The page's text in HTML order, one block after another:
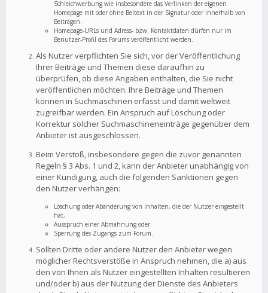
Schleichwerbung wie insbesondere das Verlinken der eigenen
Homepage mit oder ohne Beitext in der Signatur oder innerhalb von
Beiträgen.
Homepage-URLs und Adress- bzw. Kontaktdaten dürfen nur im
Benutzer-Profil des Forums veröffentlicht werden.
Als Nutzer verpflichten Sie sich, vor der Veröffentlichung
Ihrer Beiträge und Themen diese daraufhin zu
überprüfen, ob diese Angaben enthalten, die Sie nicht
veröffentlichen möchten. Ihre Beiträge und Themen
können in Suchmaschinen erfasst und damit weltweit
zugreifbar werden. Ein Anspruch auf Löschung oder
Korrektur solcher Suchmaschineneinträge gegenüber dem
Anbieter ist ausgeschlossen.
Beim Verstoß, insbesondere gegen die zuvor genannten
Regeln § 3 Abs. 1 und 2, kann der Anbieter unabhängig von
einer Kündigung, auch die folgenden Sanktionen gegen
den Nutzer verhängen:
Löschung oder Abänderung von Inhalten, die der Nutzer eingestellt
hat,
Ausspruch einer Abmahnung oder
Sperrung des Zugangs zum Forum.
Sollten Dritte oder andere Nutzer den Anbieter wegen
möglicher Rechtsverstöße in Anspruch nehmen, die a) aus
den von Ihnen als Nutzer eingestellten Inhalten resultieren
und/oder b) aus der Nutzung der Dienste des Anbieters